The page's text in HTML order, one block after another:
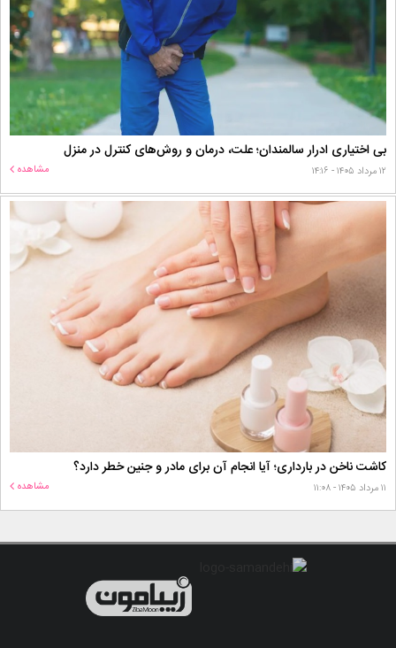
بی اختیاری ادرار سالمندان؛ علت، درمان و روش‌های کنترل در منزل
۱۲ مرداد ۱۴۰۵ - ۱۴:۱۶ مشاهده
کاشت ناخن در بارداری؛ آیا انجام آن برای مادر و جنین خطر دارد؟
۱۱ مرداد ۱۴۰۵ - ۱۱:۰۸ مشاهده